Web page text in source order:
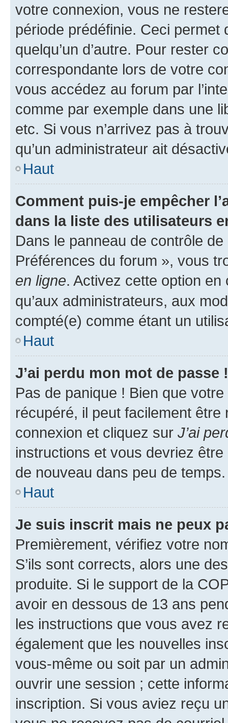
votre connexion, vous ne
période prédéfinie. Ceci permet
quelqu’un d’autre. Pour rester
correspondante lors de votre
vous accédez au forum par
comme par exemple dans une
etc. Si vous n’arrivez pas à
qu’un administrateur ait
Haut
Comment puis-je empêcher
dans la liste des utilisateurs
Dans le panneau de contrôle
Préférences du forum », vous
en ligne. Activez cette option
qu’aux administrateurs, aux
compté(e) comme étant un
Haut
J’ai perdu mon mot de passe !
Pas de panique ! Bien que
récupéré, il peut facilement
connexion et cliquez sur J’ai
instructions et vous devriez
de nouveau dans peu de temps.
Haut
Je suis inscrit mais ne peux
Premièrement, vérifiez votre
S’ils sont corrects, alors une
produite. Si le support de la
avoir en dessous de 13 ans
les instructions que vous avez
également que les nouvelles
vous-même ou soit par un
ouvrir une session ; cette
inscription. Si vous aviez reçu